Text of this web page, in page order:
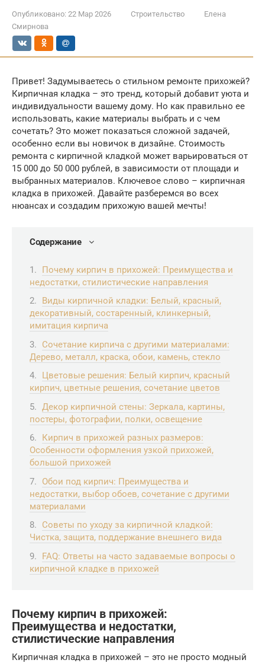
Опубликовано: 22 Мар 2026 Строительство
Елена
Смирнова
Привет! Задумываетесь о стильном ремонте прихожей?
Кирпичная кладка – это тренд, который добавит уюта и
индивидуальности вашему дому. Но как правильно ее
использовать, какие материалы выбрать и с чем
сочетать? Это может показаться сложной задачей,
особенно если вы новичок в дизайне. Стоимость
ремонта с кирпичной кладкой может варьироваться от
15 000 до 50 000 рублей, в зависимости от площади и
выбранных материалов. Ключевое слово – кирпичная
кладка в прихожей. Давайте разберемся во всех
нюансах и создадим прихожую вашей мечты!
Содержание
Почему кирпич в прихожей: Преимущества и
недостатки, стилистические направления
Виды кирпичной кладки: Белый, красный,
декоративный, состаренный, клинкерный,
имитация кирпича
Сочетание кирпича с другими материалами:
Дерево, металл, краска, обои, камень, стекло
Цветовые решения: Белый кирпич, красный
кирпич, цветные решения, сочетание цветов
Декор кирпичной стены: Зеркала, картины,
постеры, фотографии, полки, освещение
Кирпич в прихожей разных размеров:
Особенности оформления узкой прихожей,
большой прихожей
Обои под кирпич: Преимущества и
недостатки, выбор обоев, сочетание с другими
материалами
Советы по уходу за кирпичной кладкой:
Чистка, защита, поддержание внешнего вида
FAQ: Ответы на часто задаваемые вопросы о
кирпичной кладке в прихожей
Почему кирпич в прихожей:
Преимущества и недостатки,
стилистические направления
Кирпичная кладка в прихожей – это не просто модный